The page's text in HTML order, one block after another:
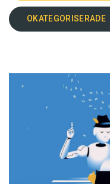
OKATEGORISERADE